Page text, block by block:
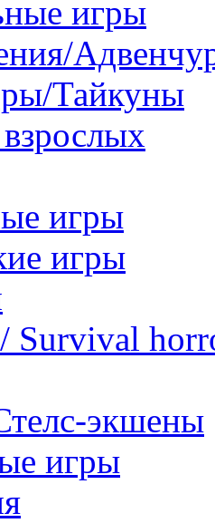
игры
Тайкуны
игры
игры
Survival
экшены
игры